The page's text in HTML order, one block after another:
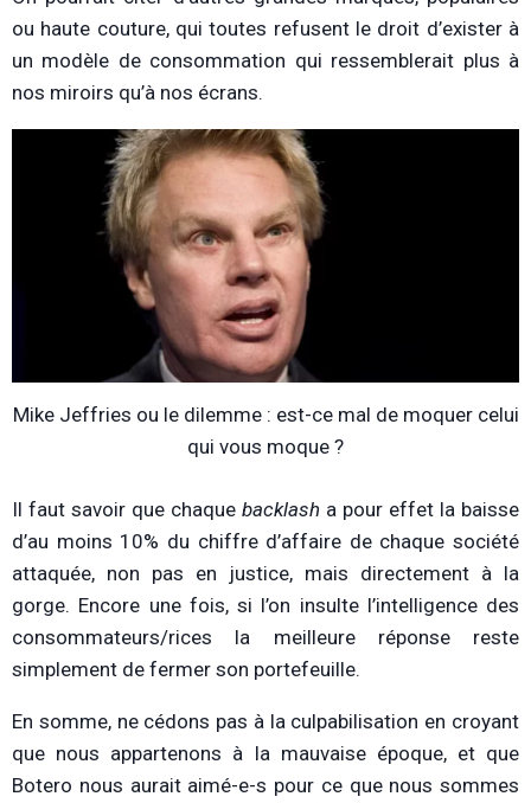
ou haute couture, qui toutes refusent le droit d’exister à
un modèle de consommation qui ressemblerait plus à
nos miroirs qu’à nos écrans.
Mike Jeffries ou le dilemme : est-ce mal de moquer celui
qui vous moque ?
Il faut savoir que chaque backlash a pour effet la baisse
d’au moins 10% du chiffre d’affaire de chaque société
attaquée, non pas en justice, mais directement à la
gorge. Encore une fois, si l’on insulte l’intelligence des
consommateurs/rices la meilleure réponse reste
simplement de fermer son portefeuille.
En somme, ne cédons pas à la culpabilisation en croyant
que nous appartenons à la mauvaise époque, et que
Botero nous aurait aimé-e-s pour ce que nous sommes